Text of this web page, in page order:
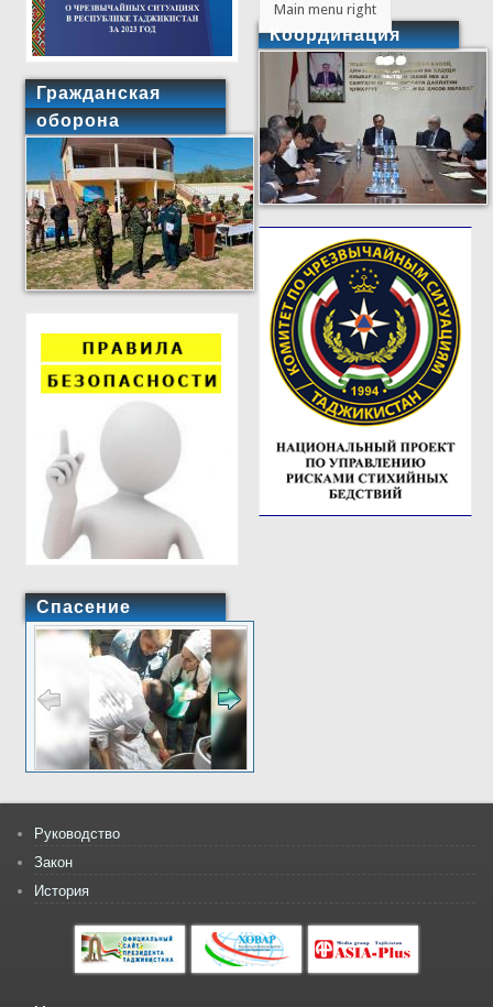
Гражданская
оборона
Спасение
Main menu right
Координация
Руководство
Закон
История